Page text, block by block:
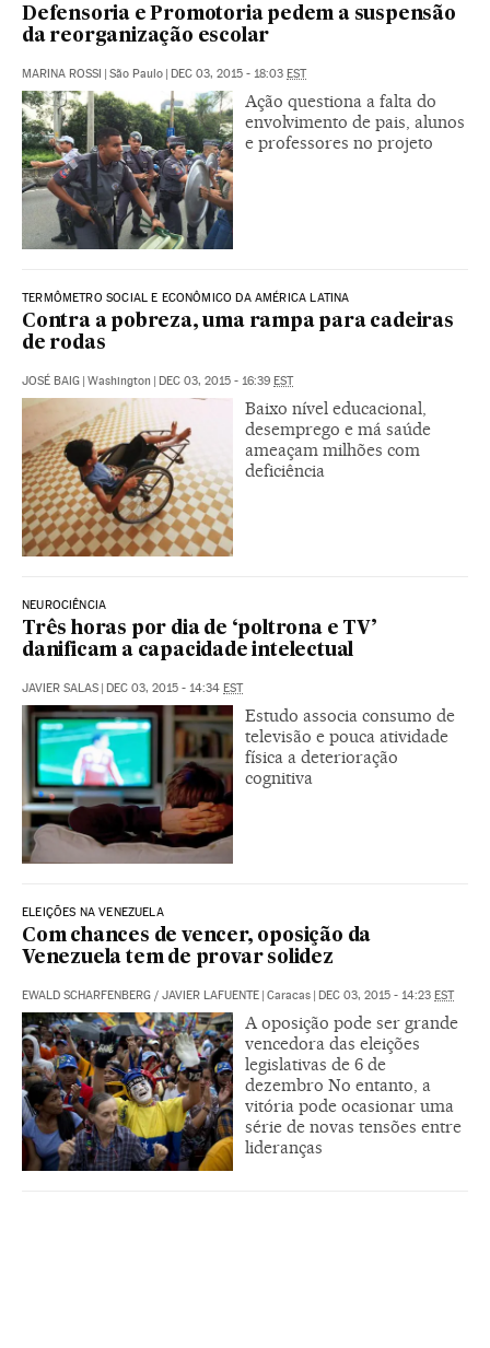
Defensoria e Promotoria pedem a suspensão
da reorganização escolar
MARINA ROSSI São Paulo DEC 03, 2015 - 18:03 EST
Ação questiona a falta do
envolvimento de pais, alunos
e professores no projeto
TERMÔMETRO SOCIAL E ECONÔMICO DA AMÉRICA LATINA
Contra a pobreza, uma rampa para cadeiras
de rodas
JOSÉ BAIG | Washington | DEC 03, 2015 - 16:39 EST
Baixo nível educacional,
desemprego e má saúde
ameaçam milhões com
deficiência
NEUROCIÊNCIA
Três horas por dia de ‘poltrona e TV’
danificam a capacidade intelectual
JAVIER SALAS | DEC 03, 2015 - 14:34 EST
Estudo associa consumo de
televisão e pouca atividade
física a deterioração
cognitiva
ELEIÇÕES NA VENEZUELA
Com chances de vencer, oposição da
Venezuela tem de provar solidez
EWALD SCHARFENBERG / JAVIER LAFUENTE | Caracas | DEC 03, 2015 - 14:23 EST
A oposição pode ser grande
vencedora das eleições
legislativas de 6 de
dezembro No entanto, a
vitória pode ocasionar uma
série de novas tensões entre
lideranças